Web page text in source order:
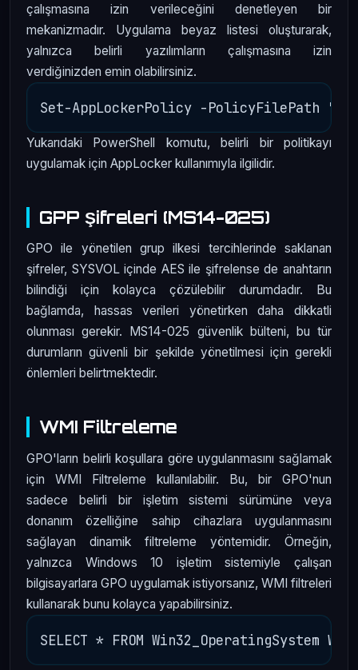
çalışmasına izin verileceğini denetleyen bir
mekanizmadır. Uygulama beyaz listesi oluşturarak,
yalnızca belirli yazılımların çalışmasına izin
verdiğinizden emin olabilirsiniz.
Yukarıdaki PowerShell komutu, belirli bir politikayı
uygulamak için AppLocker kullanımıyla ilgilidir.
GPP Şifreleri (MS14-025)
GPO ile yönetilen grup ilkesi tercihlerinde saklanan
şifreler, SYSVOL içinde AES ile şifrelense de anahtarın
bilindiği için kolayca çözülebilir durumdadır. Bu
bağlamda, hassas verileri yönetirken daha dikkatli
olunması gerekir. MS14-025 güvenlik bülteni, bu tür
durumların güvenli bir şekilde yönetilmesi için gerekli
önlemleri belirtmektedir.
WMI Filtreleme
GPO'ların belirli koşullara göre uygulanmasını sağlamak
için WMI Filtreleme kullanılabilir. Bu, bir GPO'nun
sadece belirli bir işletim sistemi sürümüne veya
donanım özelliğine sahip cihazlara uygulanmasını
sağlayan dinamik filtreleme yöntemidir. Örneğin,
yalnızca Windows 10 işletim sistemiyle çalışan
bilgisayarlara GPO uygulamak istiyorsanız, WMI filtreleri
kullanarak bunu kolayca yapabilirsiniz.